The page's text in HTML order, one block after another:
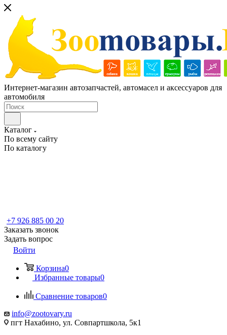
Интернет-магазин автозапчастей, автомасел и аксессуаров для
автомобиля
Каталог
По всему сайту
По каталогу
+7 926 885 00 20
Заказать звонок
Задать вопрос
Войти
Корзина0
Избранные товары0
Сравнение товаров0
info@zootovary.ru
пгт Нахабино, ул. Совпартшкола, 5к1